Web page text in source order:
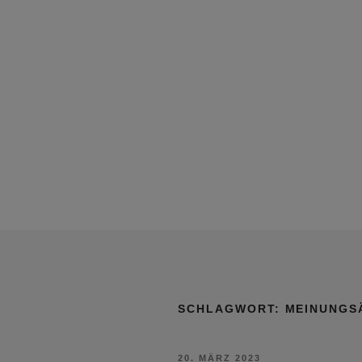
SCHLAGWORT:
VERÖFFENTLICHT
20. MÄRZ 2023